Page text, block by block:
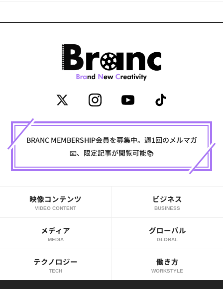
BRANC MEMBERSHIP会員を募集中。週1回のメルマガ
📧、限定記事が閲覧可能📚
映像コンテンツ
VIDEO CONTENT
ビジネス
BUSINESS
メディア
MEDIA
グローバル
GLOBAL
テクノロジー
TECH
働き方
WORKSTYLE